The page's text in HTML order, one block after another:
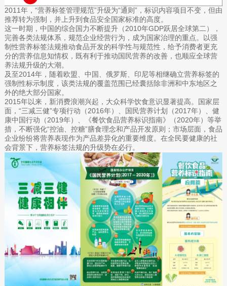
2011年，“营养标签管理规范”升级为“通则”，标识内容项目不变，但由
推荐转为强制，并上升到食品安全国家标准的高度。
这一时期，中国的综合国力不断提升（2010年GDP跃居全球第二），
完善各类法规体系，规范企业经营行为，成为国家治理的重点。以强
制性营养标签法规推动食品开发的科学性与规范性，给予消费者更充
分的营养信息知情权，既有利于推动国民营养的改善，也顺应全球营
养法规升级的大潮。
及至2014年，随着欧盟、中国、俄罗斯、印尼等相继确立营养标签的
强制性标示制度，该类法规的覆盖范围已经囊括除非洲和中东地区之
外的绝大部分国家。
2015年以来，新消费浪潮兴起，大众科学饮食意识显著提高。国家层
面，“三减三健”专项行动（2016年）、国民营养计划（2017年）、健
康中国行动（2019年）、《餐饮食品营养标识指南》（2020年）等举
措，不断强化“控油、控糖”膳食理念和产品开发原则；市场层面，食品
企业纷纷将营养表现作为产品差异化的重要维度。在全民要健康的社
会背景下，营养标签法规的升级势在必行。